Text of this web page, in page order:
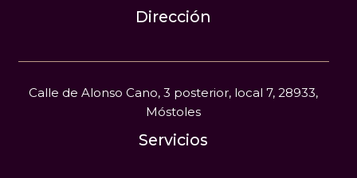
Dirección
Calle de Alonso Cano, 3 posterior, local 7, 28933,
Móstoles
Servicios